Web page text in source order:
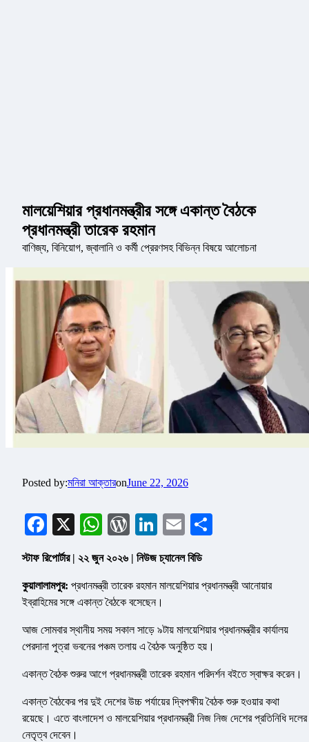
মালয়েশিয়ার প্রধানমন্ত্রীর সঙ্গে একান্ত বৈঠকে
প্রধানমন্ত্রী তারেক রহমান
বাণিজ্য, বিনিয়োগ, জ্বালানি ও কর্মী প্রেরণসহ বিভিন্ন বিষয়ে আলোচনা
Posted by:মনিরা আক্তারonJune 22, 2026
Facebook
X WhatsApp
WordPress
LinkedIn
Email
স্টাফ রিপোর্টার | ২২ জুন ২০২৬ | নিউজ চ্যানেল বিডি
কুয়ালালামপুর: প্রধানমন্ত্রী তারেক রহমান মালয়েশিয়ার প্রধানমন্ত্রী আনোয়ার
ইব্রাহিমের সঙ্গে একান্ত বৈঠকে বসেছেন।
আজ সোমবার স্থানীয় সময় সকাল সাড়ে ৯টায় মালয়েশিয়ার প্রধানমন্ত্রীর কার্যালয়
পেরদানা পুত্রা ভবনের পঞ্চম তলায় এ বৈঠক অনুষ্ঠিত হয়।
একান্ত বৈঠক শুরুর আগে প্রধানমন্ত্রী তারেক রহমান পরিদর্শন বইতে স্বাক্ষর করেন।
একান্ত বৈঠকের পর দুই দেশের উচ্চ পর্যায়ের দ্বিপক্ষীয় বৈঠক শুরু হওয়ার কথা
রয়েছে। এতে বাংলাদেশ ও মালয়েশিয়ার প্রধানমন্ত্রী নিজ নিজ দেশের প্রতিনিধি দলের
নেতৃত্ব দেবেন।